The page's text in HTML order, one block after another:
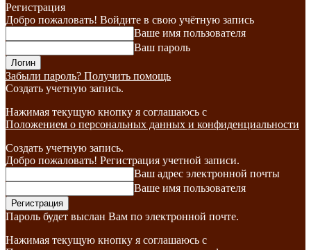
Регистрация
Добро пожаловать! Войдите в свою учётную запись
Ваше имя пользователя
Ваш пароль
Забыли пароль? Получить помощь
Создать учетную запись.
Нажимая текущую кнопку я соглашаюсь с
Положением о персональных данных и конфиденциальности
Создать учетную запись.
Добро пожаловать! Регистрация учетной записи.
Ваш адрес электронной почты
Ваше имя пользователя
Пароль будет выслан Вам по электронной почте.
Нажимая текущую кнопку я соглашаюсь с